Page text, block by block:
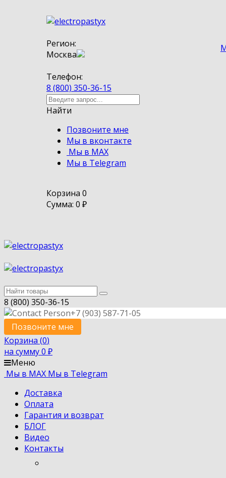
Регион:
Москва
Телефон:
8 (800) 350-36-15
Найти
Позвоните мне
Мы в вконтакте
Мы в MAX
Мы в Telegram
Корзина 0
Сумма: 0 ₽
8 (800) 350-36-15
+7 (903) 587-71-05
Позвоните мне
Корзина (0)
на сумму0 ₽
Меню
Мы в MAX Мы в Telegram
Доставка
Оплата
Гарантия и возврат
БЛОГ
Видео
Контакты